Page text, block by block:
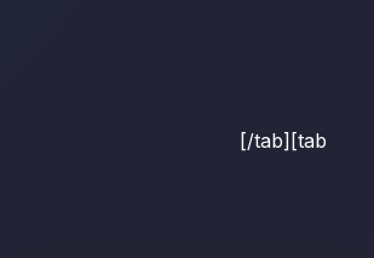
[/tab][tab